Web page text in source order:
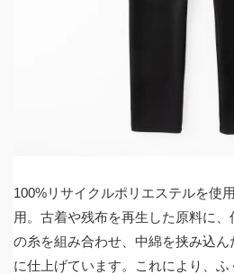
100%リサイクルポリエステルを使
用。古着や残布を再生した原料に
の糸を組み合わせ、中綿を挟み込
に仕上げています。これにより、